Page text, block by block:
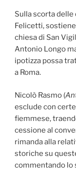
Sulla scorta
Felicetti,
chiesa di San
Antonio Longo
ipotizza possa
a Roma.
Nicolò Rasmo (
esclude con
fiemmese,
cessione al
rimanda alla
storiche su
commentando lo